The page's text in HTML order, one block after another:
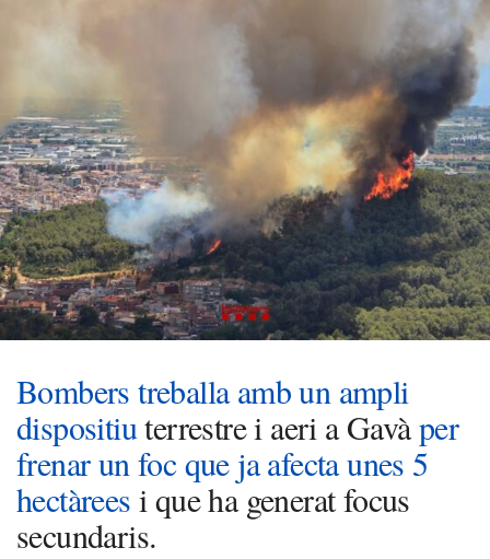
Bombers treballa amb un ampli
dispositiuterrestre i aeri a Gavàper
frenar un foc que ja afecta unes 5
hectàrees i que ha generat focus
secundaris.